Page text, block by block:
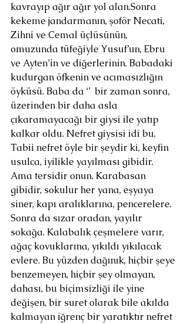
kavrayıp ağır ağır yol alan.Sonra
kekeme jandarmanın, şoför Necati,
Zihni ve Cemal üçlüsünün,
omuzunda tüfeğiyle Yusuf’un, Ebru
ve Ayten’in ve diğerlerinin. Babadaki
kudurgan öfkenin ve acımasızlığın
öyküsü. Baba da ‘’  bir zaman sonra,
üzerinden bir daha asla
çıkaramayacağı bir giysi ile yatıp
kalkar oldu. Nefret giysisi idi bu.
Tabii nefret öyle bir şeydir ki, keyfin
usulca, iyilikle yayılması gibidir.
Ama tersidir onun. Karabasan
gibidir, sokulur her yana, eşyaya
siner, kapı aralıklarına, pencerelere.
Sonra da sızar oradan, yayılır
sokağa. Kalabalık çeşmelere varır,
ağaç kovuklarına, yıkıldı yıkılacak
evlere. Bu yüzden dağınık, hiçbir şeye
benzemeyen, hiçbir şey olmayan,
dahası, bu biçimsizliği ile yine
değişen, bir suret olarak bile akılda
kalmayan iğrenç bir yaratıktır nefret